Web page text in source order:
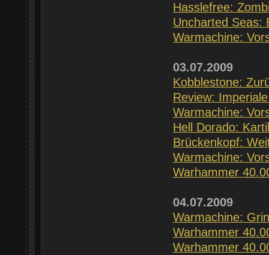
Hasslefree:
Uncharted Seas:
Warmachine:
03.07.2009
Kobblestone:
Review:
Warmachine:
Hell Dorado:
Brückenkopf:
Warmachine:
Warhammer
04.07.2009
Warmachine:
Warhammer
Warhammer